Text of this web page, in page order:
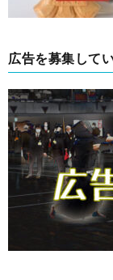
広告を募集して